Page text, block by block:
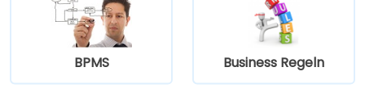
BPMS Business Regeln